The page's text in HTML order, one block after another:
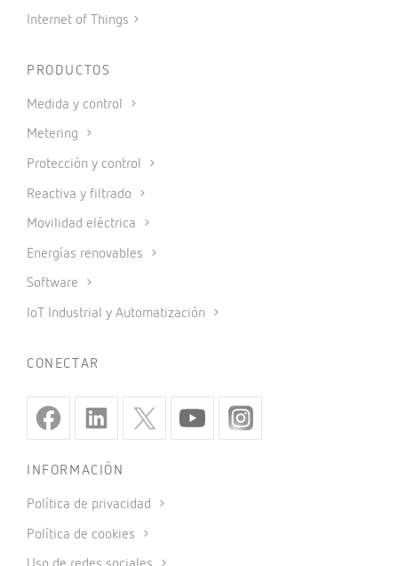
Internet of Things
PRODUCTOS
Medida y control
Metering
Protección y control
Reactiva y filtrado
Movilidad eléctrica
Energías renovables
Software
IoT Industrial y Automatización
CONECTAR
INFORMACIÓN
Política de privacidad
Política de cookies